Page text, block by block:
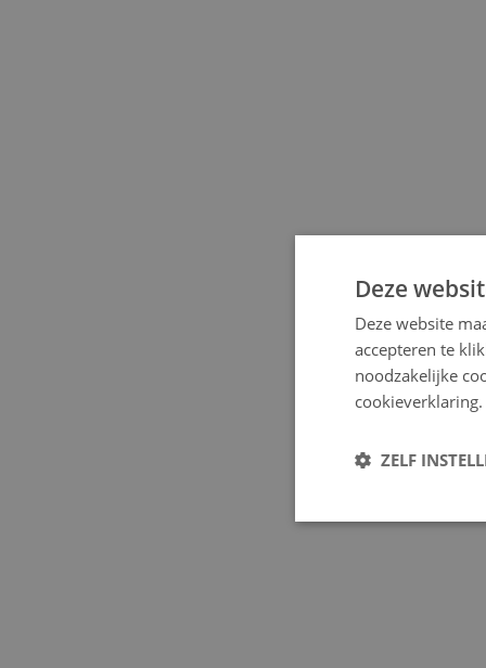
Deze
Deze website
accepteren te
noodzakelijke
cookieverklaring.
ZELF